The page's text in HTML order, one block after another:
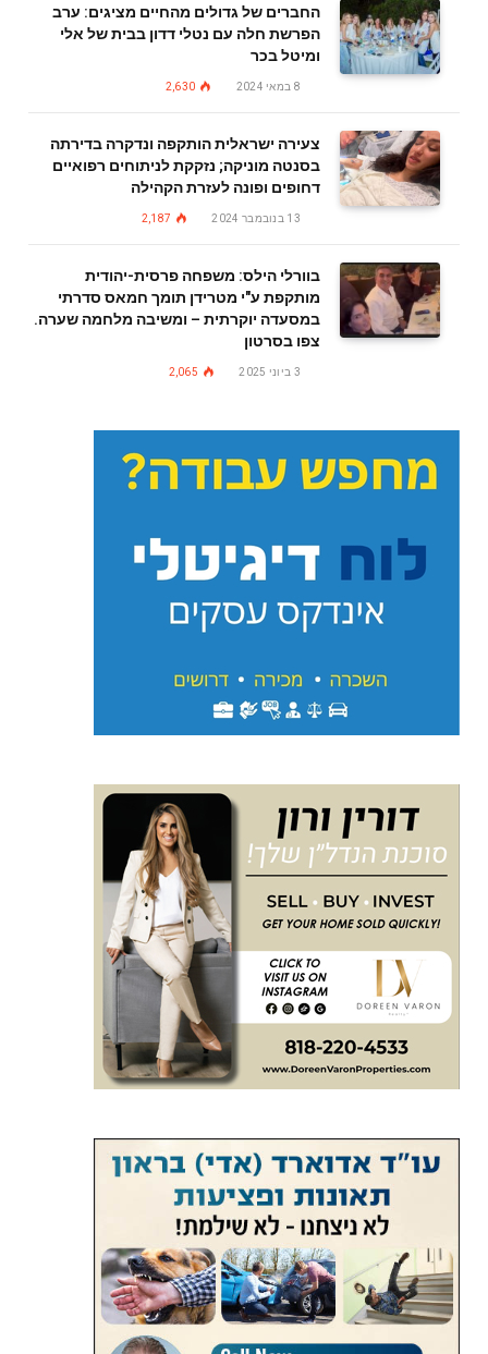
החברים של גדולים מהחיים מציגים: ערב
הפרשת חלה עם נטלי דדון בבית של אלי
ומיטל בכר
8 במאי 2024 2,630
צעירה ישראלית הותקפה ונדקרה בדירתה
בסנטה מוניקה; נזקקת לניתוחים רפואיים
דחופים ופונה לעזרת הקהילה
13 בנובמבר 2024 2,187
בוורלי הילס: משפחה פרסית-יהודית
מותקפת ע"י מטרידן תומך חמאס סדרתי
במסעדה יוקרתית – ומשיבה מלחמה שערה.
צפו בסרטון
3 ביוני 2025 2,065